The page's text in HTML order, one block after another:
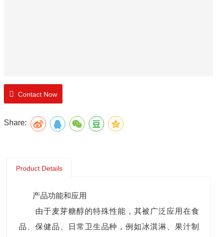
Contact Now
Share:
Product Details
产品功能和应用
由于麦芽糖醇的特殊性能，其被广泛应用在食
品、保健品、日常卫生品种，例如冰淇淋、果汁制